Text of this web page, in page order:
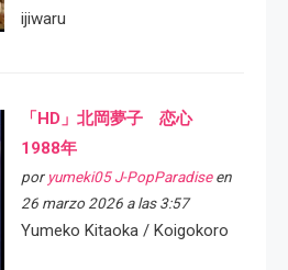
ijiwaru
「HD」北岡夢子 恋心
1988年
por yumeki05 J-PopParadiseen
26 marzo 2026 a las 3:57
Yumeko Kitaoka / Koigokoro